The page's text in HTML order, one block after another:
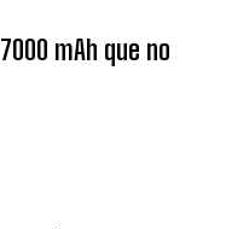
mAh que no